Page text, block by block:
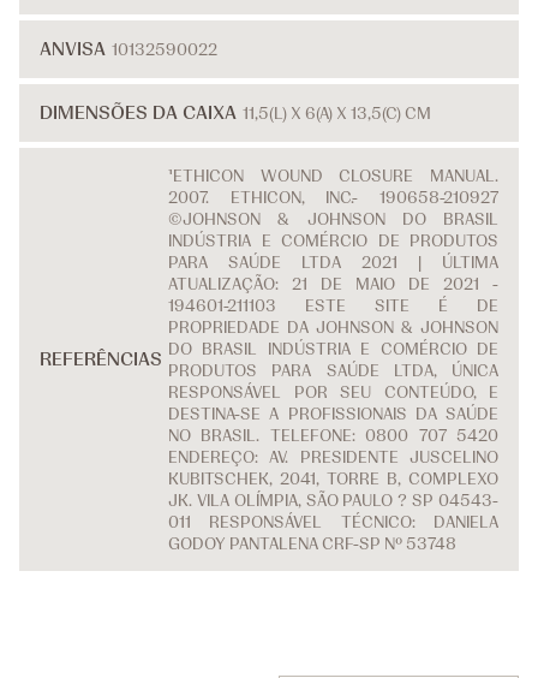
ANVISA 10132590022
DIMENSÕES DA CAIXA 11,5(L) X 6(A) X 13,5(C) CM
REFERÊNCIAS
¹ETHICON WOUND CLOSURE MANUAL.
2007. ETHICON, INC.- 190658-210927
©JOHNSON & JOHNSON DO BRASIL
INDÚSTRIA E COMÉRCIO DE PRODUTOS
PARA SAÚDE LTDA 2021 | ÚLTIMA
ATUALIZAÇÃO: 21 DE MAIO DE 2021 -
194601-211103 ESTE SITE É DE
PROPRIEDADE DA JOHNSON & JOHNSON
DO BRASIL INDÚSTRIA E COMÉRCIO DE
PRODUTOS PARA SAÚDE LTDA, ÚNICA
RESPONSÁVEL POR SEU CONTEÚDO, E
DESTINA-SE A PROFISSIONAIS DA SAÚDE
NO BRASIL. TELEFONE: 0800 707 5420
ENDEREÇO: AV. PRESIDENTE JUSCELINO
KUBITSCHEK, 2041, TORRE B, COMPLEXO
JK. VILA OLÍMPIA, SÃO PAULO ? SP 04543-
011 RESPONSÁVEL TÉCNICO: DANIELA
GODOY PANTALENA CRF-SP Nº 53748